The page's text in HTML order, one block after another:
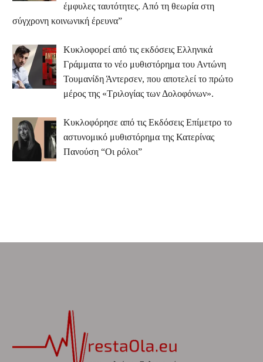
έμφυλες ταυτότητες. Από τη θεωρία στη
σύγχρονη κοινωνική έρευνα”
Κυκλοφορεί από τις εκδόσεις Ελληνικά
Γράμματα το νέο μυθιστόρημα του Αντώνη
Τουμανίδη Άντερσεν, που αποτελεί το πρώτο
μέρος της «Τριλογίας των Δολοφόνων».
Κυκλοφόρησε από τις Εκδόσεις Επίμετρο το
αστυνομικό μυθιστόρημα της Κατερίνας
Πανούση “Οι ρόλοι”